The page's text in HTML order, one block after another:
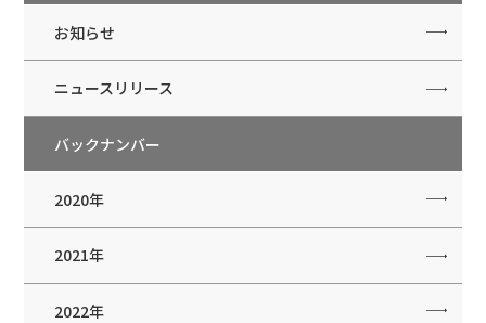
お知らせ
ニュースリリース
バックナンバー
2020年
2021年
2022年